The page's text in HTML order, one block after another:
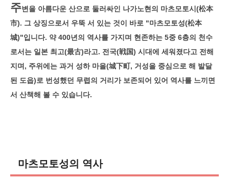
주변을 아름다운 산으로 둘러싸인 나가노현의 마츠모토시(松本
市). 그 상징으로서 우뚝 서 있는 것이 바로 "마츠모토성(松本
城)"입니다. 약 400년의 역사를 가지며 현존하는 5중 6층의 천수
로서는 일본 최고(最古)라고. 전국(戦国) 시대에 세워졌다고 전해
지며, 주위에는 과거 성하 마을(城下町, 거성을 중심으로 해 발달
된 도읍)로 번성했던 무렵의 거리가 보존되어 있어 역사를 느끼면
서 산책해 볼 수 있습니다.
마츠모토성의 역사